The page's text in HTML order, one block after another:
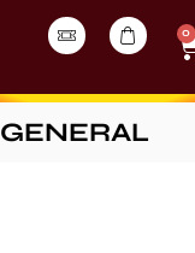
0
GENERAL